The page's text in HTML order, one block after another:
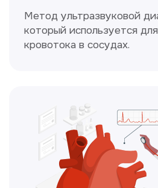
Консультация врачей